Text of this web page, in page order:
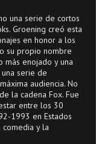
una serie de cortos
Groening creó esta
en honor a los
su propio nombre
más enojado y una
serie de
audiencia. No
la cadena Fox. Fue
entre los 30
1993 en Estados
comedia y la